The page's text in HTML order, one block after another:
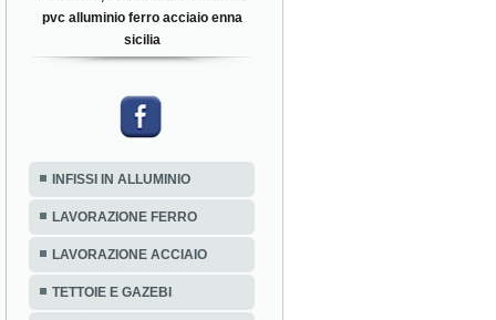
pvc alluminio ferro acciaio enna
sicilia
INFISSI IN ALLUMINIO
LAVORAZIONE FERRO
LAVORAZIONE ACCIAIO
TETTOIE E GAZEBI